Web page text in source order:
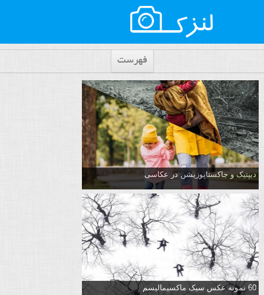
فهرست
دیپتیک و جاکستا‌پوزیشن در عکاسی
60 نمونه عکس سبک ماکسیمالیسم